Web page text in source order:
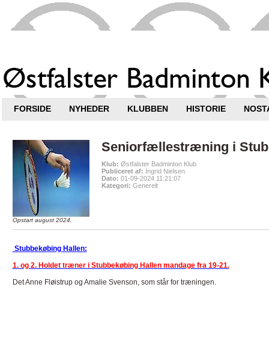
FORSIDE NYHEDER KLUBBEN HISTORIE
Opstart august 2024.
Seniorfællestræning i
Klub: Østfalster Badminton Klub
Publiceret af: Ingrid Nielsen
Dato: 01-09-2024 11:21:07
Kategori: Generelt
Stubbekøbing Hallen:
1. og 2. Holdet træner i Stubbekøbing Hallen mandage fra 19-21.
Det Anne Fløistrup og Amalie Svenson, som står for træningen.